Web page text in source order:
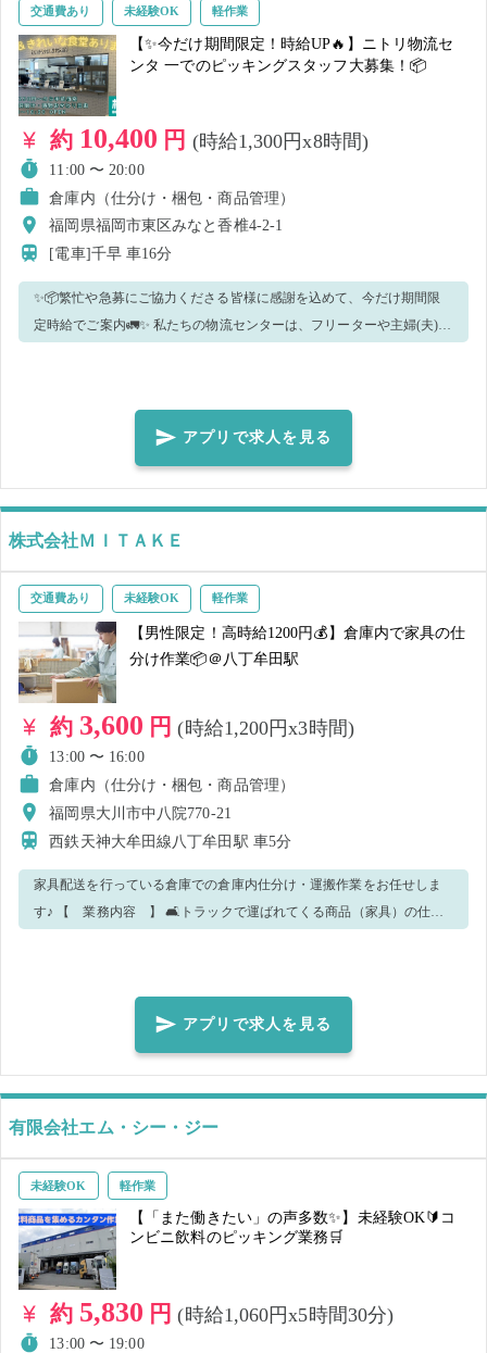
業は一切なし！ ご不明点等ございましたら、お近くスタッフまでお尋
ねくださいね♪ ■当社の求人に関して 急遽募集をさせていただくことが
多くございます！ 一度ご就業いただき、「また働きたい！」と思って
いただけましたら、下記2点のどちらかをご対応いただくことをオスス
メしております♬ ①シェアフルアプリ内、求人右上の♡マークを押す
②当社求人を開いた下部、【企業・レビュー情報】右側のフォローを
押す 【勤務時間の最後に簡単なアンケートを実施しております。 ご協
力のほどよろしくお願いいたします！】
交通費あり 未経験OK 軽作業
【✨今だけ期間限定！時給UP🔥】ニトリ物流セ
ンタ 一でのピッキングスタッフ大募集！📦
約 10,400 円 (時給1,300円x8時間)
11:00 〜 20:00
倉庫内（仕分け・梱包・商品管理）
福岡県福岡市東区みなと香椎4-2-1
[電車]千早車16分
✨📦繁忙や急募にご協力くださる皆様に感謝を込めて、今だけ期間限
定時給でご案内🚛✨ 私たちの物流センターは、フリーターや主婦(夫)の
お仕事内容🏠】 ・インテリア商品（平均10kg前後がメイン。※一部～
20kg程もあり）のピッキング ・倉庫内でのカゴ車の運搬 ・その他の軽
作業 ※慣れてきたら、他の業務をお任せする可能性もありますが、簡
単なお仕事ですので、ご安心ください♪ 倉庫や物流に関する知識は必要
ありませんので、安心してご応募ください！ 未経験の方でも、スタッ
フが丁寧にお教えしますので、すぐに慣れていただけます🔰 【🏠職場
環境🏠】 ■🔰フリーターや主婦(夫)の方、未経験の方等、幅広い層が大
活躍中！🔰 ➥不明な点があれば、お近くのスタッフに気軽に声をかけ
てくださいね ♫ みんなでサポートし合う、あたたかい職場です！ ■🍛
綺麗な食堂も完備！🍜 ➥①ありがたい価格✨：定食250円～ / 小鉢50円
～ ②お昼はもちろん、夕方までカバー⏰：12:00～16:00 OPEN ③
メニューも多数あり！何にするか迷っちゃう💖 ■💺疲れた体を癒す！マ
ッサージチェアも自由に利用可能🌟💺 ■👕夏場は空調服貸出有！👕
【🌈長期就業も大歓迎🌈】 気に入っていただけたら、長期で一緒に働
いてくださる方も募集しています！ その際は、社員にぜひお声かけく
ださい✨
アプリで求人を見る
株式会社ＭＩＴＡＫＥ
交通費あり 未経験OK 軽作業
【男性限定！高時給1200円💰】倉庫内で家具の仕
分け作業📦＠八丁牟田駅
約 3,600 円(時給1,200円x3時間)
13:00 〜 16:00
倉庫内（仕分け・梱包・商品管理）
福岡県大川市中八院770-21
西鉄天神大牟田線八丁牟田駅 車5分
家具配送を行っている倉庫での倉庫内仕分け・運搬作業をお任せしま
す♪ 【 業務内容 】 🛋️トラックで運ばれてくる商品（家具）の仕分
信のある方にお勧めです🙋‍♂️ ◎男性スタッフ活躍中💪 ◎カンタン・シン
プルな作業のため未経験OK🔰 ◎業務の進捗度によって適宜休憩あり♪
◆どんな人が向いている？ ・体を動かす事に抵抗のない方 ・丁寧な作
業が得意な方大歓迎！ 【 複数日の求人掲載中！ 】 企業フォロー・求
人お気に入りいただけると、求人掲載がいち早く分かりますよ♪ ご応募
お待ちしております👌 ※本求人は、20kg以上の資材を継続的に運搬す
る作業を含むため、労働基準法・女性労働基準規則及び厚生労働省告
示に基づき、男性のみの募集とさせていただきます。
アプリで求人を見る
有限会社エム・シー・ジー
未経験OK 軽作業
【「また働きたい」の声多数✨】未経験OK🔰コ
ンビニ飲料のピッキング業務🛒
約 5,830 円(時給1,060円x5時間30分)
13:00 〜 19:00